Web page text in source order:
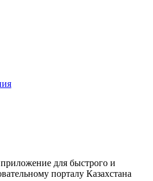
для быстрого и
порталу Казахстана